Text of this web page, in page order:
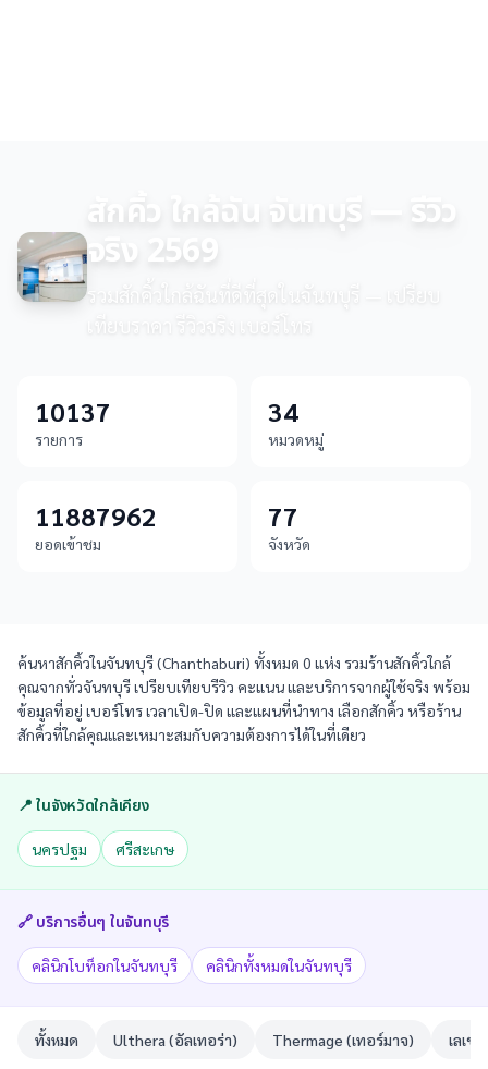
สักคิ้ว ใกล้ฉัน จันทบุรี — รีวิว
จริง 2569
รวมสักคิ้วใกล้ฉันที่ดีที่สุดในจันทบุรี — เปรียบ
เทียบราคา รีวิวจริง เบอร์โทร
10137
รายการ
34
หมวดหมู่
11887962
ยอดเข้าชม
77
จังหวัด
ค้นหาสักคิ้วในจันทบุรี (Chanthaburi) ทั้งหมด 0 แห่ง รวมร้านสักคิ้วใกล้
คุณจากทั่วจันทบุรี เปรียบเทียบรีวิว คะแนน และบริการจากผู้ใช้จริง พร้อม
ข้อมูลที่อยู่ เบอร์โทร เวลาเปิด-ปิด และแผนที่นำทาง เลือกสักคิ้ว หรือร้าน
สักคิ้วที่ใกล้คุณและเหมาะสมกับความต้องการได้ในที่เดียว
📍 ในจังหวัดใกล้เคียง
นครปฐม ศรีสะเกษ
🔗 บริการอื่นๆ ในจันทบุรี
คลินิกโบท็อกในจันทบุรี คลินิกทั้งหมดในจันทบุรี
ทั้งหมด Ulthera (อัลเทอร่า) Thermage (เทอร์มาจ) เลเซ